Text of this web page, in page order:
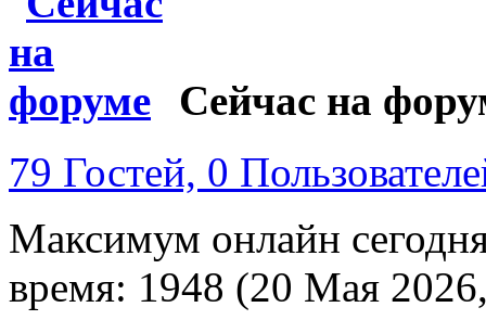
Сейчас на
79 Гостей, 0
Максимум онлайн
время: 1948 (20 Мая